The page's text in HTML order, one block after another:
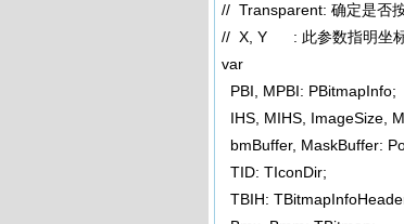
// Transparent: 确定是否
// X, Y : 此参数指明坐标
var
PBI, MPBI: PBitmapInfo;
IHS, MIHS, ImageSize,
bmBuffer, MaskBuffer:
TID: TIconDir;
TBIH: